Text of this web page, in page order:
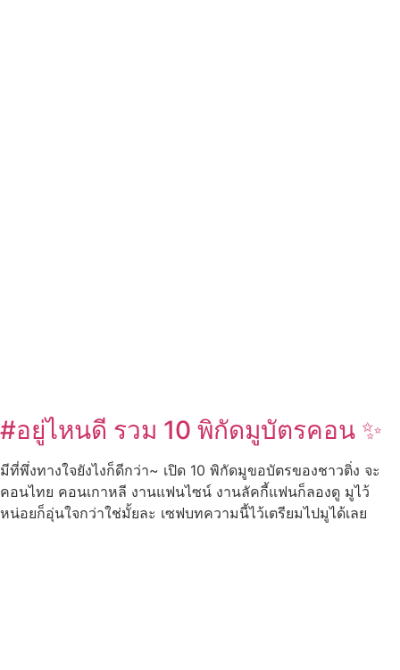
#อยู่ไหนดี รวม 10 พิกัดมูบัตรคอน ✨
มีที่พึ่งทางใจยังไงก็ดีกว่า~ เปิด 10 พิกัดมูขอบัตรของชาวติ่ง จะ
คอนไทย คอนเกาหลี งานแฟนไซน์ งานลัคกี้แฟนก็ลองดู มูไว้
หน่อยก็อุ่นใจกว่าใช่มั้ยละ เซฟบทความนี้ไว้เตรียมไปมูได้เลย